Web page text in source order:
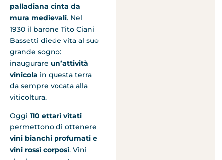
palladiana cinta da
mura medievali. Nel
1930 il barone Tito Ciani
Bassetti diede vita al suo
grande sogno:
inaugurare un’attività
vinicola in questa terra
da sempre vocata alla
viticoltura.
Oggi 110 ettari vitati
permettono di ottenere
vini bianchi profumati e
vini rossi corposi. Vini